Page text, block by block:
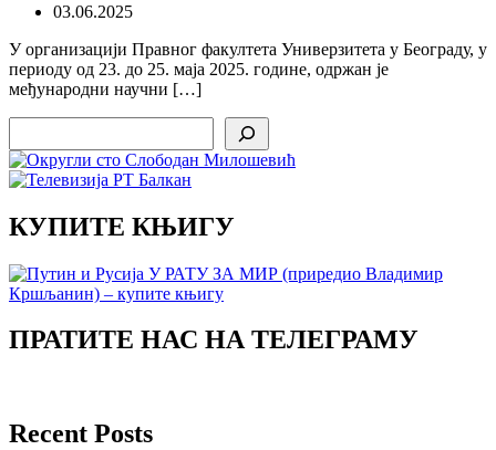
03.06.2025
У организацији Правног факултета Универзитета у Београду, у
периоду од 23. до 25. маја 2025. године, одржан је
међународни научни […]
КУПИТЕ КЊИГУ
ПРАТИТЕ НАС НА ТЕЛЕГРАМУ
Recent Posts